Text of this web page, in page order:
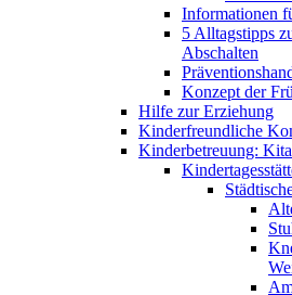
Informationen
5 Alltagstipps
Abschalten
Konzept der
Hilfe zur Erziehung
Kinderfreundliche
Kinderbetreuung: